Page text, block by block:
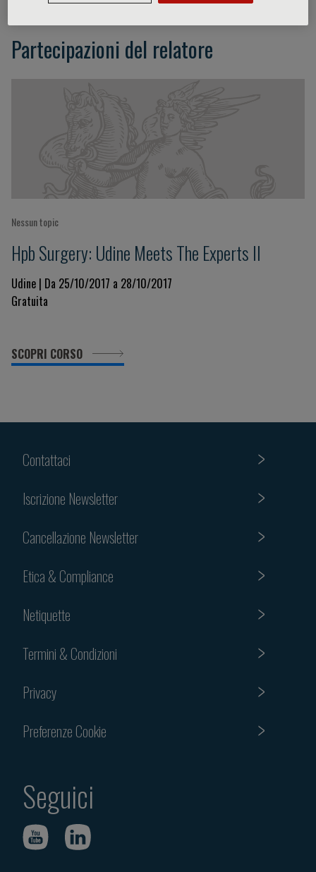
Partecipazioni del relatore
Nessun topic
Hpb Surgery: Udine Meets The Experts II
Udine | Da 25/10/2017 a 28/10/2017
Gratuita
SCOPRI CORSO
Contattaci
Iscrizione Newsletter
Cancellazione Newsletter
Etica & Compliance
Netiquette
Termini & Condizioni
Privacy
Preferenze Cookie
Seguici